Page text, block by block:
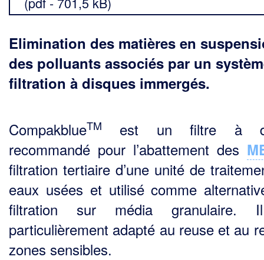
Elimination des matières en
des polluants associés par un
filtration à disques immergés.
CompakblueTM
est un filtre à
recommandé pour l’abattement des
filtration tertiaire d’une unité de
eaux usées et utilisé comme
filtration sur média granulaire.
particulièrement adapté au reuse et au
zones sensibles.